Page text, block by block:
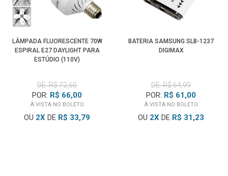
LÂMPADA FLUORESCENTE 70W
ESPIRAL E27 DAYLIGHT PARA
ESTÚDIO (110V)
DE: R$ 72,60
POR: R$ 66,00
À VISTA NO BOLETO
OU 2X DE R$ 33,79
BATERIA SAMSUNG SLB-1237
DIGIMAX
DE: R$ 64,99
POR: R$ 61,00
À VISTA NO BOLETO
OU 2X DE R$ 31,23